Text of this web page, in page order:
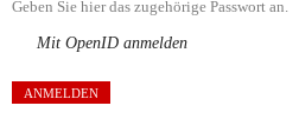
Geben Sie hier das zugehörige Passwort an.
Mit OpenID anmelden